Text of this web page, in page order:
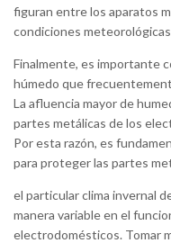
figuran entre los aparatos
condiciones
Finalmente, es importante
húmedo que
La afluencia mayor de
partes metálicas de los
Por esta razón, es
para proteger las partes
el particular clima invernal
manera variable en el
electrodomésticos. Tomar